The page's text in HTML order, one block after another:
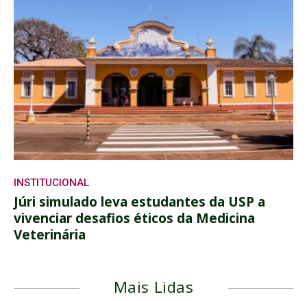
INSTITUCIONAL
Júri simulado leva estudantes da USP a
vivenciar desafios éticos da Medicina
Veterinária
Mais Lidas